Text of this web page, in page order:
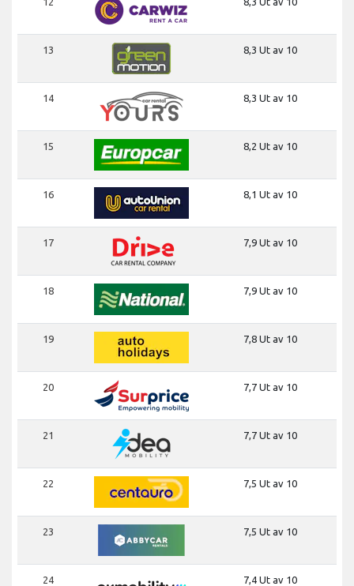
13 8,3 Ut av 10
14 8,3 Ut av 10
15 8,2 Ut av 10
16 8,1 Ut av 10
17 7,9 Ut av 10
18 7,9 Ut av 10
19 7,8 Ut av 10
20 7,7 Ut av 10
21 7,7 Ut av 10
22 7,5 Ut av 10
23 7,5 Ut av 10
24 7,4 Ut av 10